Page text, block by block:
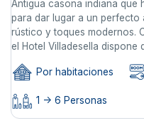
Antigua casona indiana que
para dar lugar a un perfecto
rústico y toques modernos.
el Hotel Villadesella dispone
Por habitaciones
1 -> 6 Personas